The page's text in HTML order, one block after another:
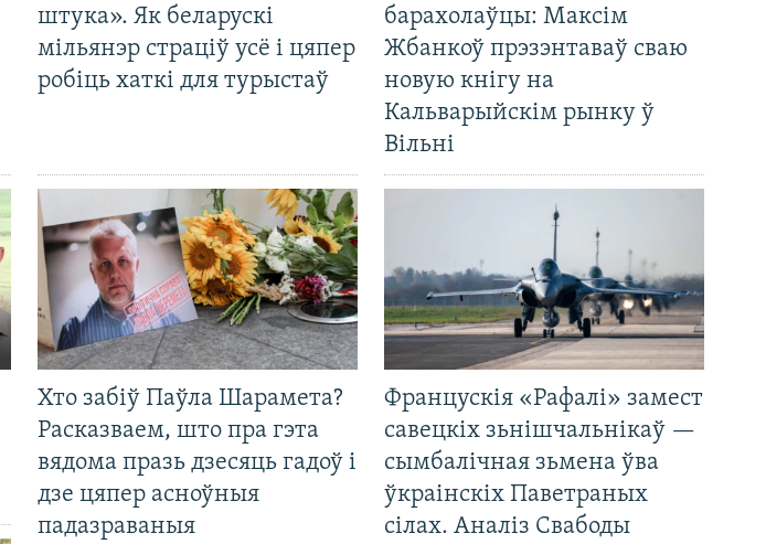
штука». Як беларускі
мільянэр страціў усё і цяпер
робіць хаткі для турыстаў
барахолаўцы: Максім
Жбанкоў прэзэнтаваў сваю
новую кнігу на
Кальварыйскім рынку ў
Вільні
Хто забіў Паўла Шарамета?
Расказваем, што пра гэта
вядома празь дзесяць гадоў і
дзе цяпер асноўныя
падазраваныя
Францускія «Рафалі» замест
савецкіх зьнішчальнікаў —
сымбалічная зьмена ўва
ўкраінскіх Паветраных
сілах. Аналіз Свабоды